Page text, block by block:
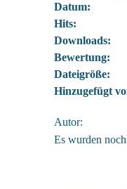
Datum:
Hits:
Downloads:
Bewertung:
Dateigröße:
Hinzugefügt
Autor:
Es wurden